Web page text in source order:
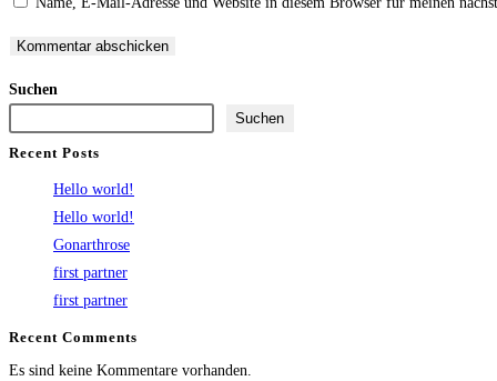
Benutzernamen
zum
ein
Adresse
Kommentieren
URL
(optional)
Suchen
Suchen
Recent Posts
Hello world!
Hello world!
Gonarthrose
first partner
first partner
Recent Comments
Es sind keine Kommentare vorhanden.